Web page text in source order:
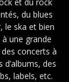
du blues
le ska et bien
une grande
des concerts à
des
labels, etc.